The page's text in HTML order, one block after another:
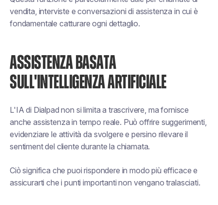
vendita, interviste e conversazioni di assistenza in cui è
fondamentale catturare ogni dettaglio.
ASSISTENZA BASATA
SULL'INTELLIGENZA ARTIFICIALE
L'IA di Dialpad non si limita a trascrivere, ma fornisce
anche assistenza in tempo reale. Può offrire suggerimenti,
evidenziare le attività da svolgere e persino rilevare il
sentiment del cliente durante la chiamata.
Ciò significa che puoi rispondere in modo più efficace e
assicurarti che i punti importanti non vengano tralasciati.